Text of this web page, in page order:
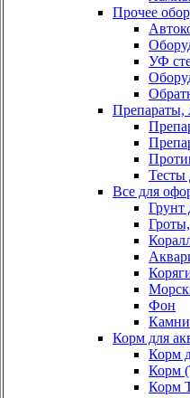
Прочее
УФ
Препараты,
Тесты
Все для
Грунт
Фон
Камни
Корм для
Корм
Корм
Корм